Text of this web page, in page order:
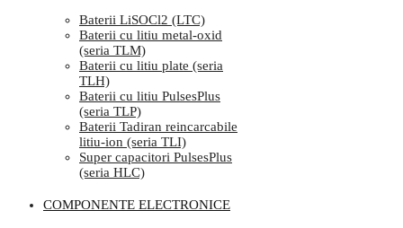
Baterii LiSOCl2 (LTC)
Baterii cu litiu metal-oxid
(seria TLM)
Baterii cu litiu plate (seria
TLH)
Baterii cu litiu PulsesPlus
(seria TLP)
Baterii Tadiran reincarcabile
litiu-ion (seria TLI)
Super capacitori PulsesPlus
(seria HLC)
COMPONENTE ELECTRONICE